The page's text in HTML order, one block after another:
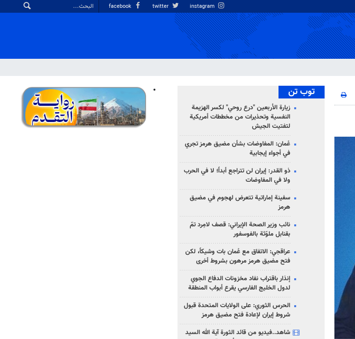
توب تن
زيارة الأربعين "درع روحي" لكسر الهزيمة
النفسية وتحذيرات من مخططات أمريكية
لتفتيت الجيش
عُمان: المفاوضات بشأن مضيق هرمز تجري
في أجواء إيجابية
ذو القدر: إيران لن تتراجع أبداً؛ لا في الحرب
ولا في المفاوضات
سفينة إماراتية تتعرض لهجوم في مضيق
هرمز
نائب وزير الصحة الإيراني: قصف لامِرد تمّ
بقنابل ملوّثة بالفوسفور
عراقجي: الاتفاق مع عُمان بات وشيكاً، لكن
فتح مضيق هرمز مرهون بشروط أخرى
إنذار باقتراب نفاد مخزونات الدفاع الجوي
لدول الخليج الفارسي يقرع أبواب المنطقة
الحرس الثوري: على الولايات المتحدة قبول
شروط إيران لإعادة فتح مضيق هرمز
شاهد..فيديو من قائد الثورة آية الله السيد